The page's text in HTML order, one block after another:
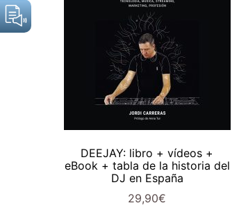
AÑADIR AL CARRITO
DEEJAY: libro + vídeos +
eBook + tabla de la historia del
DJ en España
29,90€